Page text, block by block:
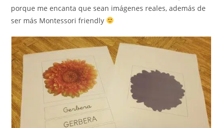
porque me encanta que sean imágenes reales, además de
ser más Montessori friendly